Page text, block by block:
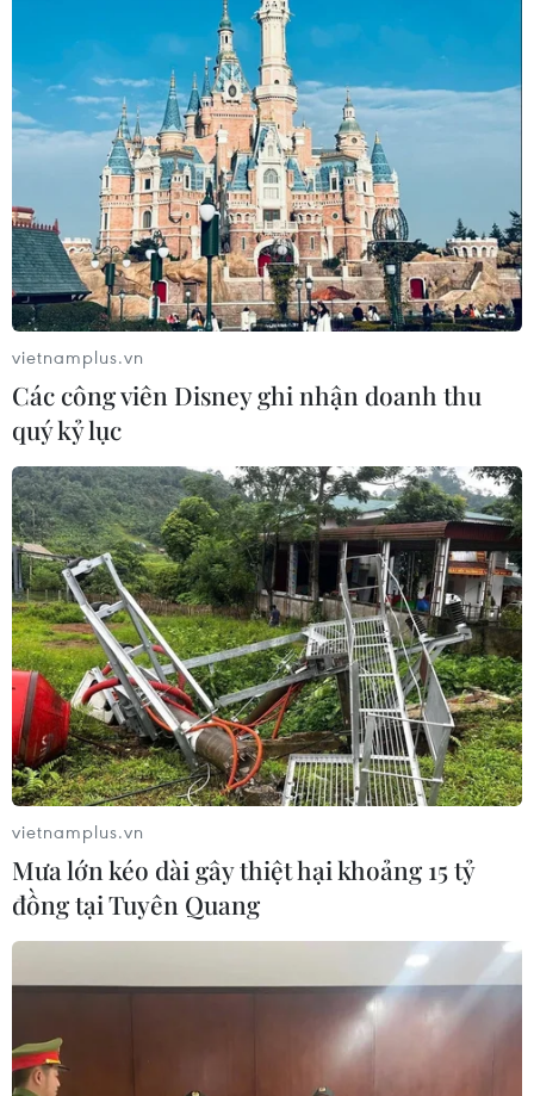
Vietnamobile đặt mục tiêu phủ 3G tới 90%
dân số vào 2017
13/10/2016 09:51
Vietnamobile cho biết đã hợp tác với Ericsson và ZTE
trong việc mở rộng mạng lưới và đặt mục tiêu triển khai
3G rộng khắp, phủ tới 90% dân số đến cuối năm 2017.
vietnamplus.vn
Các công viên Disney ghi nhận doanh thu
quý kỷ lục
vietnamplus.vn
Mưa lớn kéo dài gây thiệt hại khoảng 15 tỷ
đồng tại Tuyên Quang